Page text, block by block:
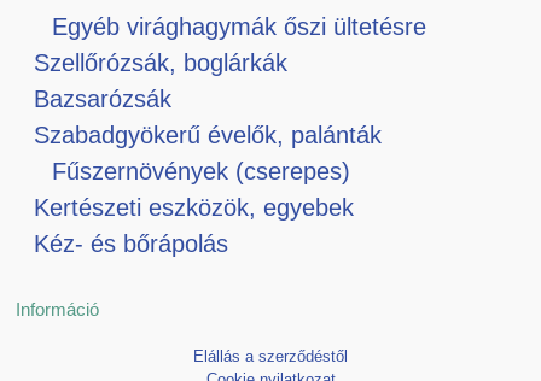
Egyéb virághagymák őszi ültetésre
Szellőrózsák, boglárkák
Bazsarózsák
Szabadgyökerű évelők, palánták
Fűszernövények (cserepes)
Kertészeti eszközök, egyebek
Kéz- és bőrápolás
Információ
Elállás a szerződéstől